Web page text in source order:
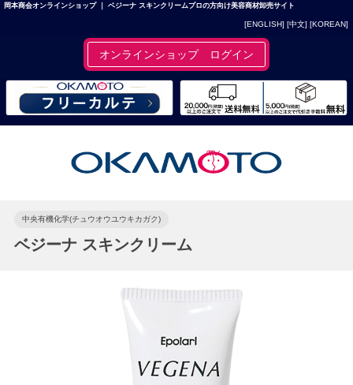
岡本商会オンラインショップ ｜ ベジーナ スキンクリームプロの方向け美容商材卸売サイト
[ENGLISH] [中文] [KOREAN]
オンラインショップ ログイン
中央有機化学(チュウオウユウキカガク)
ベジーナ スキンクリーム